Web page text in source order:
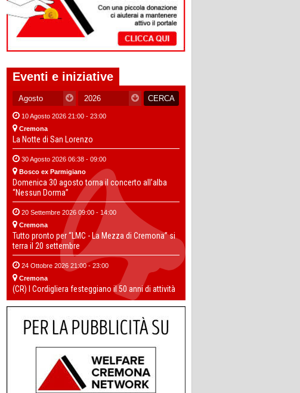
Eventi e iniziative
10 Agosto 2026 21:00 - 23:00
Cremona
La Notte di San Lorenzo
30 Agosto 2026 06:38 - 09:00
Bosco ex Parmigiano
Domenica 30 agosto torna il concerto all’alba
“Nessun Dorma”
20 Settembre 2026 09:00 - 14:00
Cremona
Tutto pronto per “LMC - La Mezza di Cremona” si
terra il 20 settembre
24 Ottobre 2026 21:00 - 23:00
Cremona
(CR) I Cordigliera festeggiano il 50 anni di attività